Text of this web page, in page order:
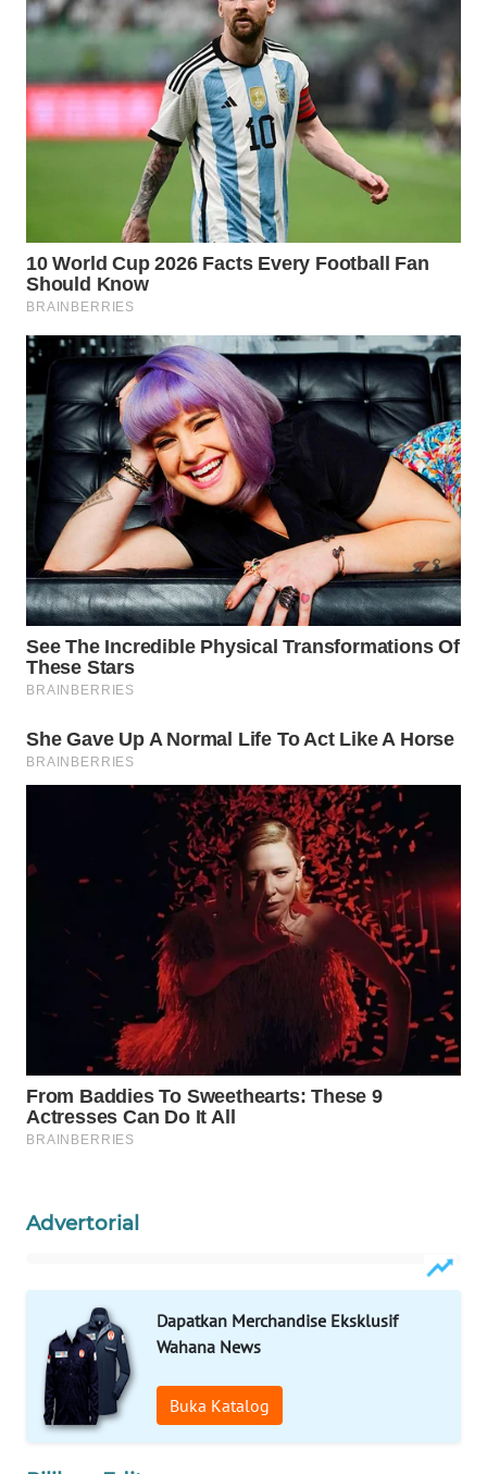
Advertorial
Dapatkan Merchandise Eksklusif
Wahana News
Buka Katalog
NET
WAHANA
SPORT
WAHANA
SELEB
WAHANA
WAHANA
OTOMOTIF
WAHANA
HEALTH
WAHANA
DESA
WISATA
LAPAK
WAHANA
Wahana
Network
MASYARAKAT
WALINKI
ID
MARTABAT
WATCH
MKLI
LPKKI
LKKI